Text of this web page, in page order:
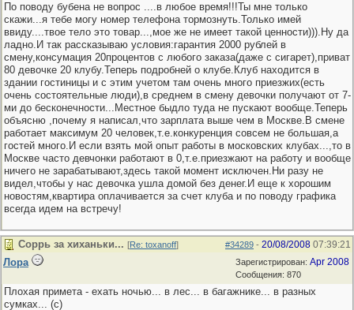
По поводу бубена не вопрос ....в любое время!!!Ты мне только
скажи...я тебе могу номер телефона тормознуть.Только имей
ввиду....твое тело это товар...,мое же не имеет такой ценности))).Ну да
ладно.И так рассказываю условия:гарантия 2000 рублей в
смену,консумация 20процентов с любого заказа(даже с сигарет),приват
80 девочке 20 клубу.Теперь подробней о клубе.Клуб находится в
здании гостиницы и с этим учетом там очень много приезжих(есть
очень состоятельные люди),в среднем в смену девочки получают от 7-
ми до бесконечности...Местное быдло туда не пускают вообще.Теперь
объясню ,почему я написал,что зарплата выше чем в Москве.В смене
работает максимум 20 человек,т.е.конкуренция совсем не большая,а
гостей много.И если взять мой опыт работы в московских клубах...,то в
Москве часто девчонки работают в 0,т.е.приезжают на работу и вообще
ничего не зарабатывают,здесь такой момент исключен.Ни разу не
видел,чтобы у нас девочка ушла домой без денег.И еще к хорошим
новостям,квартира оплачивается за счет клуба и по поводу графика
всегда идем на встречу!
#34289 - 20/08/2008 07:39:21
Соррь за хиханьки... [Re: toxanoff]
Зарегистрирован: Apr 2008
Сообщения: 870
Лора
Плохая примета - ехать ночью... в лес... в багажнике... в разных
сумках... (c)